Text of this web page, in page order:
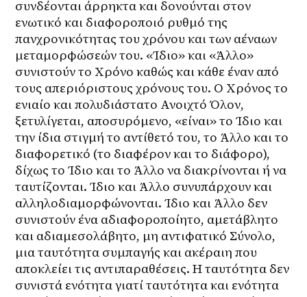
συνδέονται άρρηκτα και δονούνται στον
ενωτικό και διαφοροποιό ρυθμό της
πανχρονικότητας του χρόνου και των αέναων
μεταμορφώσεών του. «Ίδιο» και «Άλλο»
συνιστούν το Χρόνο καθώς και κάθε έναν από
τους απεριόριστους χρόνους του. Ο Χρόνος το
ενιαίο και πολυδιάστατο Ανοιχτό Όλον,
ξετυλίγεται, αποσυρόμενο, «είναι» το Ίδιο και
την ίδια στιγμή το αντίθετό του, το Άλλο και το
διαφορετικό (το διαφέρον και το διάφορο),
δίχως το Ίδιο και το Άλλο να διακρίνονται ή να
ταυτίζονται. Ίδιο και Άλλο συνυπάρχουν και
αλληλοδιαμορφώνονται. Ίδιο και Άλλο δεν
συνιστούν ένα αδιαφοροποίητο, αμετάβλητο
και αδιαμεσολάβητο, μη αντιφατικό Σύνολο,
μια ταυτότητα συμπαγής και ακέραιη που
αποκλείει τις αντιπαραθέσεις. Η ταυτότητα δεν
συνιστά ενότητα γιατί ταυτότητα και ενότητα